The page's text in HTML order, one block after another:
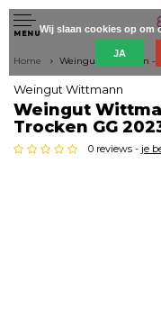
MENU
Home Weingut Wittmann -
Weingut Wittmann
Weingut
Trocken GG
0 reviews - je
Wij slaan cookies op om
JA